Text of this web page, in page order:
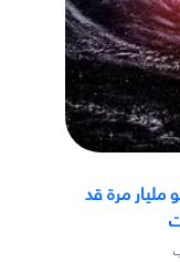
مرة قد